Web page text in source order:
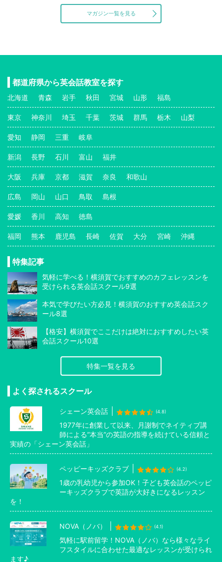
マガジン一覧を見る
都道府県から英会話教室を探す
北海道 青森 岩手 秋田 宮城 山形 福島
東京 神奈川 埼玉 千葉 茨城 群馬 栃木 山梨
愛知 静岡 三重 岐阜
新潟 長野 石川 富山 福井
大阪 兵庫 京都 滋賀 奈良 和歌山
広島 岡山 山口 鳥取 島根
愛媛 香川 高知 徳島
福岡 熊本 鹿児島 長崎 佐賀 大分 宮崎 沖縄
特集記事
気軽に学べる！横須賀でおすすめのカフェレッスンを
受けられる英会話スクール9選
本気で学びたい方必見！横須賀のおすすめ英会話スク
ール8選
【格安】横須賀でここだけは絶対におすすめしたい英
会話スクール10選
特集一覧を見る
よく探されるスクール
シェーン英会話 (4.8)
1977年に創業して以来、月謝制でネイティブ講
師による”本当”の英語の指導を続けている信頼と
実績の「シェーン英会話」
ペッピーキッズクラブ (4.2)
1歳の乳幼児から参加OK！子ども英会話のペッピ
ーキッズクラブで英語が大好きになるレッスン
を！
NOVA（ノバ） (4.1)
気軽に駅前留学！NOVA（ノバ）なら様々なライ
フスタイルに合わせた最適なレッスンが受けられ
ます♪